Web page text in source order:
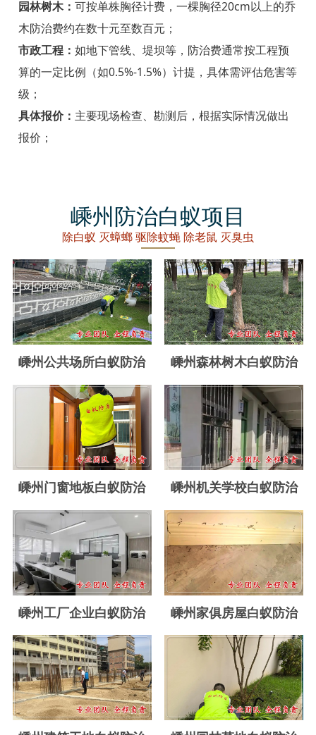
常山白蚁防治
开化白蚁防治
龙游白蚁防治
舟山白蚁防治
岱山白蚁防治
青田白蚁防治
缙云白蚁防治
遂昌白蚁防治
松阳白蚁防治
云和白蚁防治
庆元白蚁防治
景宁白蚁防治
台州白蚁防治
玉环白蚁防治
温岭白蚁防治
临海白蚁防治
三门白蚁防治
天台白蚁防治
仙居白蚁防治
广州白蚁防治
园林树木： 可按单株胸径计费，一棵胸径20cm以上的乔
木防治费约在数十元至数百元；
市政工程： 如地下管线、堤坝等，防治费通常按工程预
算的一定比例（如0.5%-1.5%）计提，具体需评估危害等
级；
具体报价： 主要现场检查、勘测后，根据实际情况做出
报价；
嵊州防治白蚁项目
除白蚁 灭蟑螂 驱除蚊蝇 除老鼠 灭臭虫
嵊州公共场所白蚁防治 嵊州森林树木白蚁防治
嵊州门窗地板白蚁防治 嵊州机关学校白蚁防治
嵊州工厂企业白蚁防治 嵊州家俱房屋白蚁防治